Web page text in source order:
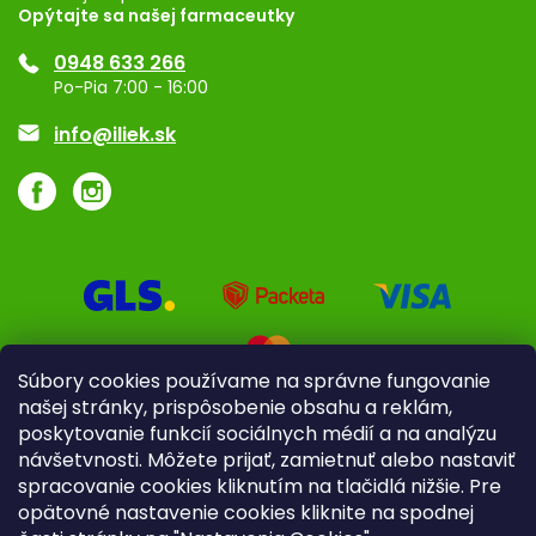
Súbory cookies používame na správne fungovanie
našej stránky, prispôsobenie obsahu a reklám,
poskytovanie funkcií sociálnych médií a na analýzu
návšetvnosti. Môžete prijať, zamietnuť alebo nastaviť
spracovanie cookies kliknutím na tlačidlá nižšie. Pre
opätovné nastavenie cookies kliknite na spodnej
Ponuka pre firmy
Značky
Opýtajte sa našej farmaceutky
0948 633 266
Po-Pia 7:00 - 16:00
info@iliek.sk